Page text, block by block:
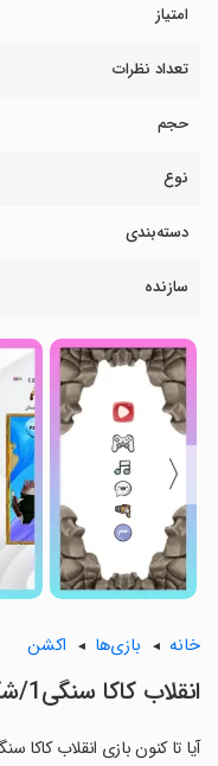
امتیاز
تعداد نظرات
حجم
نوع
دسته‌بندی
سازنده
〈
خانه بازی‌ها اکشن
انقلاب کاکا سنگی1/شکست بی تی اس